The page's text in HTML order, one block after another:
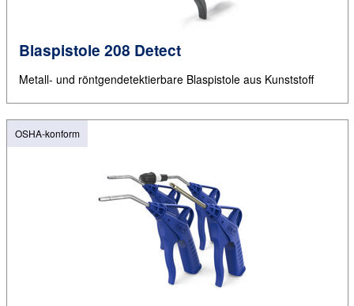
Blaspistole 208 Detect
Metall- und röntgendetektierbare Blaspistole aus Kunststoff
OSHA-konform